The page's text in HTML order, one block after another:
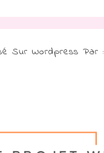
Sur Wordpress Par :